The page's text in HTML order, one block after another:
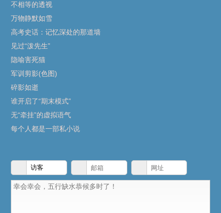
不相等的透视
万物静默如雪
高考史话：记忆深处的那道墙
见过“泼先生”
隐喻害死猫
军训剪影(色图)
碎影如逝
谁开启了“期末模式”
无“牵挂”的虚拟语气
每个人都是一部私小说